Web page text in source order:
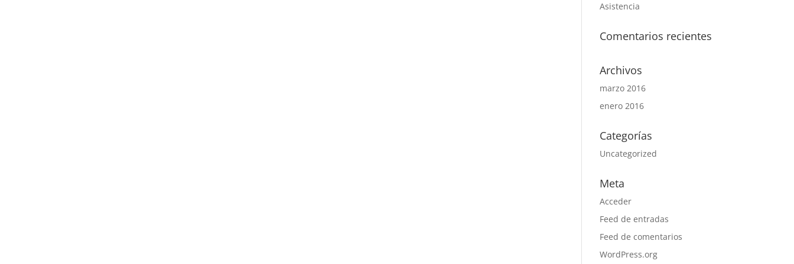
Asistencia
Comentarios recientes
Archivos
marzo 2016
enero 2016
Categorías
Uncategorized
Meta
Acceder
Feed de entradas
Feed de comentarios
WordPress.org